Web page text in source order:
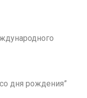
дня рождения”